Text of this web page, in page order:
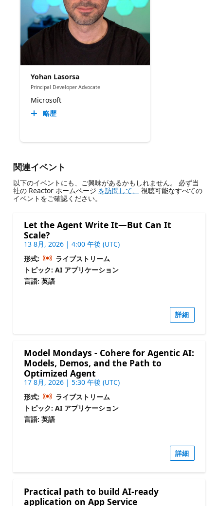
Yohan Lasorsa
Principal Developer Advocate
Microsoft
略歴
関連イベント
以下のイベントにも、ご興味があるかもしれません。 必ず当
社の Reactor ホームページ を訪問して、
視聴可能なすべての
イベントをご確認ください。
Let the Agent Write It—But Can It
Scale?
13 8月, 2026 | 4:00 午後 (UTC)
形式:
ライブストリーム
トピック: AI アプリケーション
言語: 英語
詳細
Model Mondays - Cohere for Agentic AI:
Models, Demos, and the Path to
Optimized Agent
17 8月, 2026 | 5:30 午後 (UTC)
形式:
ライブストリーム
トピック: AI アプリケーション
言語: 英語
詳細
Practical path to build AI-ready
application on App Service